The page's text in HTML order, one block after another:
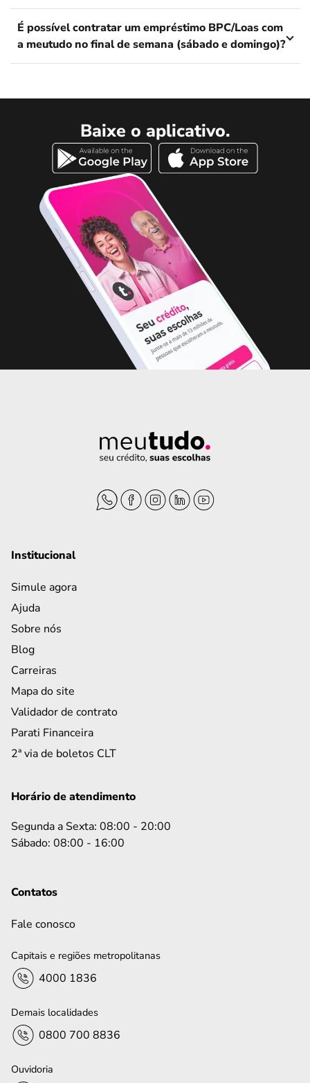
É possível contratar um empréstimo BPC/Loas com
a meutudo no final de semana (sábado e domingo)?
Baixe o aplicativo.
Institucional
Simule agora
Ajuda
Sobre nós
Blog
Carreiras
Mapa do site
Validador de contrato
Parati Financeira
2ª via de boletos CLT
Horário de atendimento
Segunda a Sexta: 08:00 - 20:00
Sábado: 08:00 - 16:00
Contatos
Fale conosco
Capitais e regiões metropolitanas
4000 1836
Demais localidades
0800 700 8836
Ouvidoria